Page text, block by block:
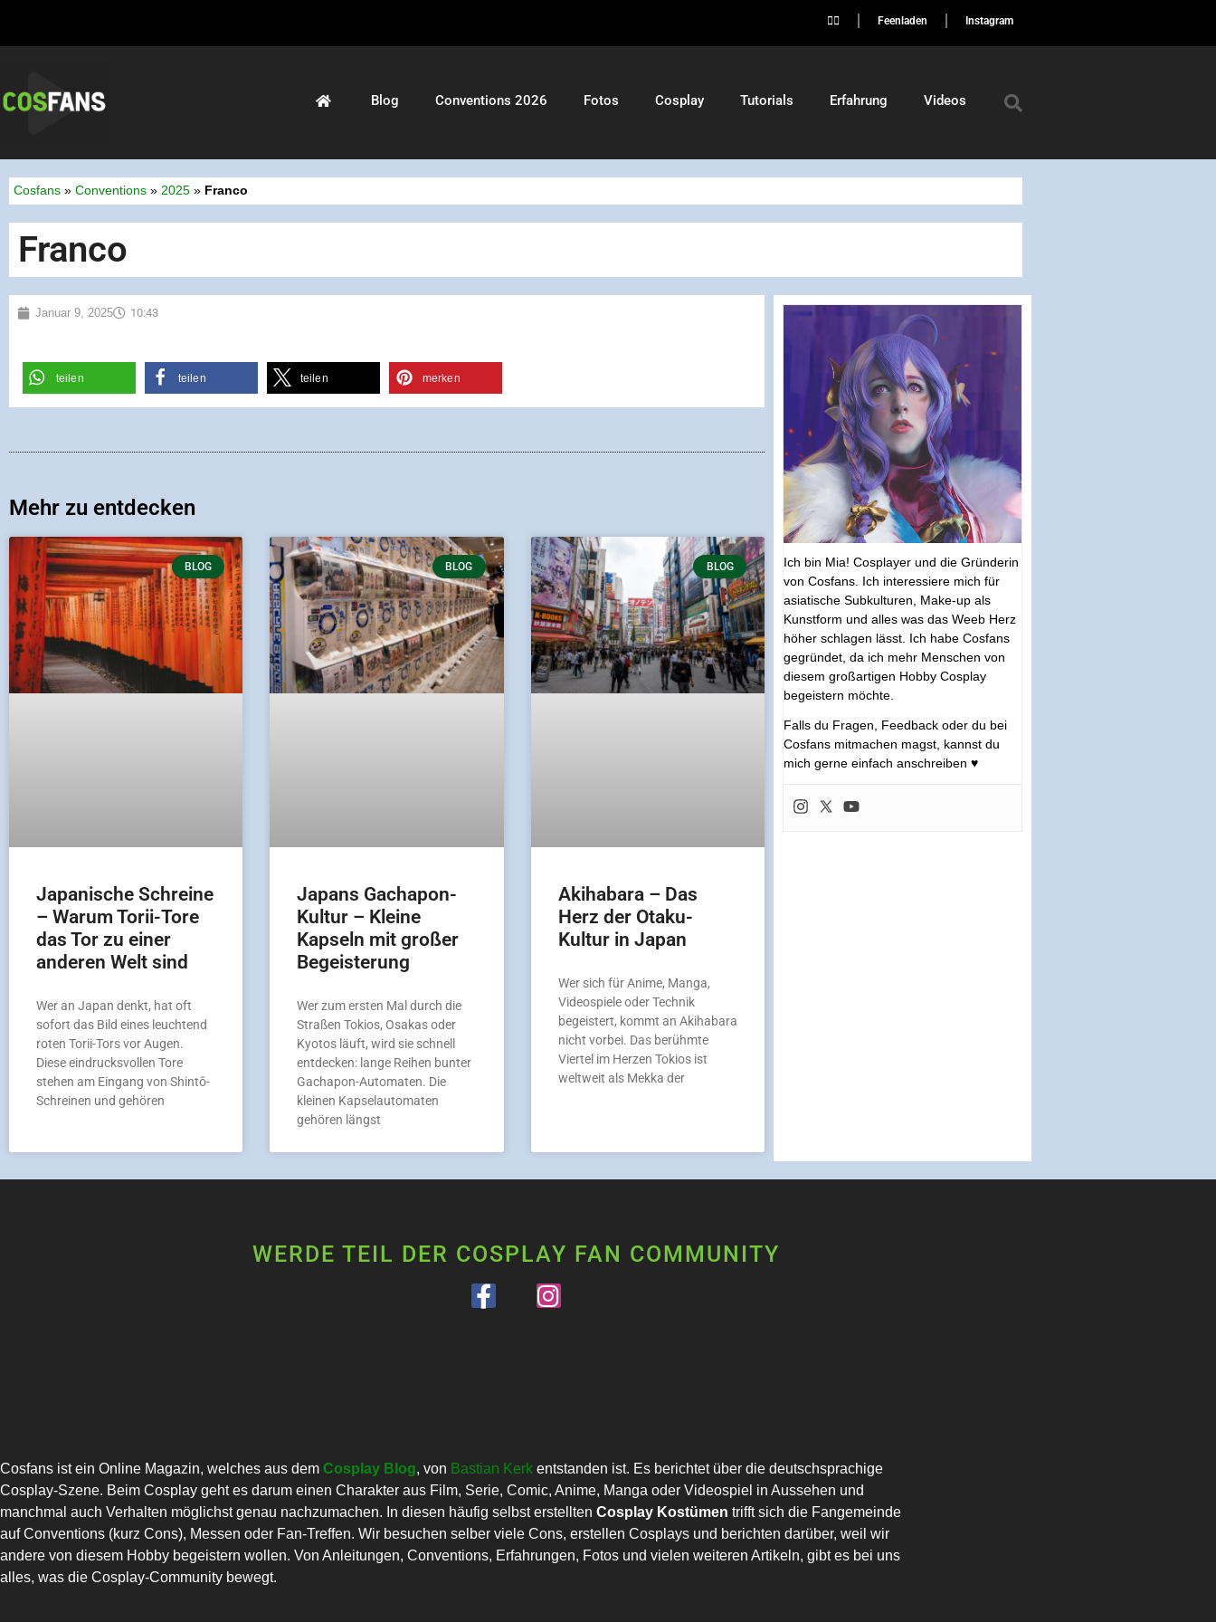
🏳️‍🌈 Feenladen Instagram
Blog Conventions 2026 Fotos Cosplay Tutorials Erfahrung Videos
Cosfans » Conventions » 2025 » Franco
Franco
Januar 9, 2025 10:43
teilen teilen teilen merken
Mehr zu entdecken
BLOG
Japanische Schreine
– Warum Torii-Tore
das Tor zu einer
anderen Welt sind
Wer an Japan denkt, hat oft
sofort das Bild eines leuchtend
roten Torii-Tors vor Augen.
Diese eindrucksvollen Tore
stehen am Eingang von Shintō-
Schreinen und gehören
BLOG
Japans Gachapon-
Kultur – Kleine
Kapseln mit großer
Begeisterung
Wer zum ersten Mal durch die
Straßen Tokios, Osakas oder
Kyotos läuft, wird sie schnell
entdecken: lange Reihen bunter
Gachapon-Automaten. Die
kleinen Kapselautomaten
gehören längst
BLOG
Akihabara – Das
Herz der Otaku-
Kultur in Japan
Wer sich für Anime, Manga,
Videospiele oder Technik
begeistert, kommt an Akihabara
nicht vorbei. Das berühmte
Viertel im Herzen Tokios ist
weltweit als Mekka der
Ich bin Mia! Cosplayer und die Gründerin
von Cosfans. Ich interessiere mich für
asiatische Subkulturen, Make-up als
Kunstform und alles was das Weeb Herz
höher schlagen lässt. Ich habe Cosfans
gegründet, da ich mehr Menschen von
diesem großartigen Hobby Cosplay
begeistern möchte.
Falls du Fragen, Feedback oder du bei
Cosfans mitmachen magst, kannst du
mich gerne einfach anschreiben ♥
WERDE TEIL DER COSPLAY FAN COMMUNITY
Cosfans ist ein Online Magazin, welches aus dem Cosplay Blog, von Bastian Kerk entstanden ist. Es berichtet über die deutschsprachige
Cosplay-Szene. Beim Cosplay geht es darum einen Charakter aus Film, Serie, Comic, Anime, Manga oder Videospiel in Aussehen und
manchmal auch Verhalten möglichst genau nachzumachen. In diesen häufig selbst erstellten Cosplay Kostümen trifft sich die Fangemeinde
auf Conventions (kurz Cons), Messen oder Fan-Treffen. Wir besuchen selber viele Cons, erstellen Cosplays und berichten darüber, weil wir
andere von diesem Hobby begeistern wollen. Von Anleitungen, Conventions, Erfahrungen, Fotos und vielen weiteren Artikeln, gibt es bei uns
alles, was die Cosplay-Community bewegt.